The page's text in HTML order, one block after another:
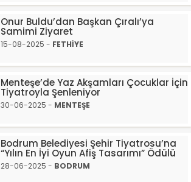
Onur Buldu’dan Başkan Çıralı’ya
Samimi Ziyaret
15-08-2025 - FETHİYE
Menteşe’de Yaz Akşamları Çocuklar İçin
Tiyatroyla Şenleniyor
30-06-2025 - MENTEŞE
Bodrum Belediyesi Şehir Tiyatrosu’na
“Yılın En İyi Oyun Afiş Tasarımı” Ödülü
28-06-2025 - BODRUM